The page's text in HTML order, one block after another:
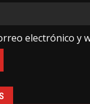
electrónico y